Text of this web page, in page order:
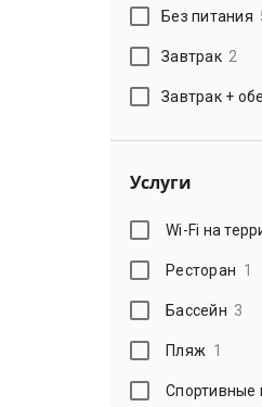
Без питания
Завтрак 2
Завтрак +
Услуги
Wi-Fi на
Ресторан 1
Бассейн 3
Пляж 1
Спортивные